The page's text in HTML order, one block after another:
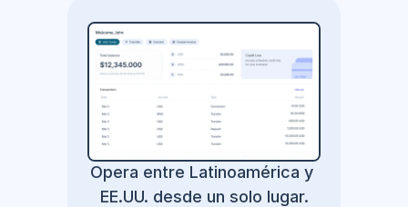
Opera entre Latinoamérica y
EE.UU. desde un solo lugar.